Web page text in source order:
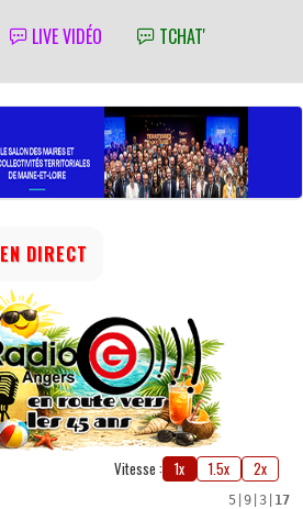
LIVE VIDÉO TCHAT'
EN DIRECT
Vitesse : 1x 1.5x 2x
5 9 3 17